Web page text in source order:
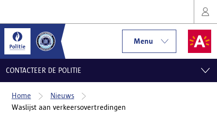
Menu
CONTACTEER DE POLITIE
Home
Nieuws
Waslijst aan verkeersovertredingen